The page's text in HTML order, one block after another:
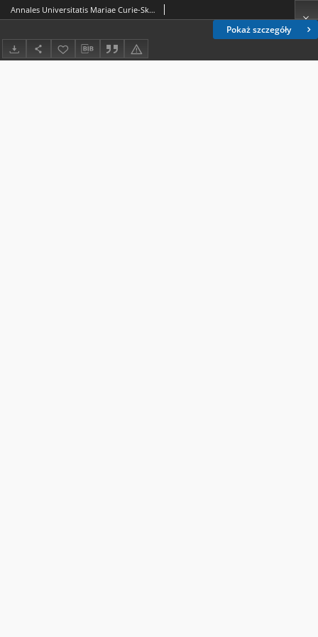
Pokaż szczegóły
Annales Universitatis Mariae Curie-Skłodowska. Sectio H, Oeconomia. Spis treści Vol. 39 (2005)